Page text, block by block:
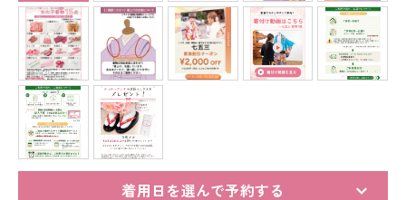
ベビー洋装レンタル
紋付袴レンタル
留袖レンタル
男性礼装レンタル
着用日を選んで予約する